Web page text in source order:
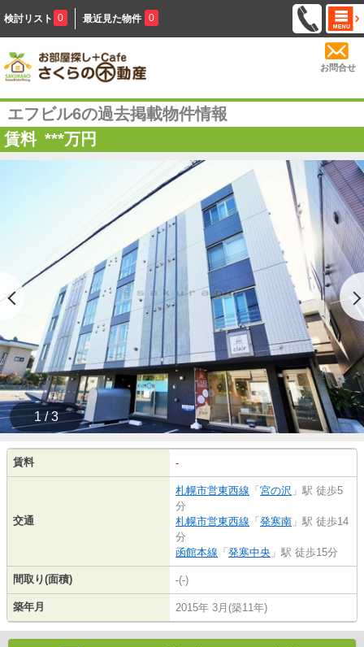
検討リスト 0 最近見た物件 0
お問合せ
エフビル6の過去掲載物件情報
賃料 ***万円
1 / 3
賃料 -
交通
札幌市営東西線 「宮の沢 」駅 徒歩5
分
札幌市営東西線 「発寒南 」駅 徒歩14
分
函館本線 「発寒中央 」駅 徒歩15分
間取り(面積) -(-)
築年月 2015年 3月(築11年)